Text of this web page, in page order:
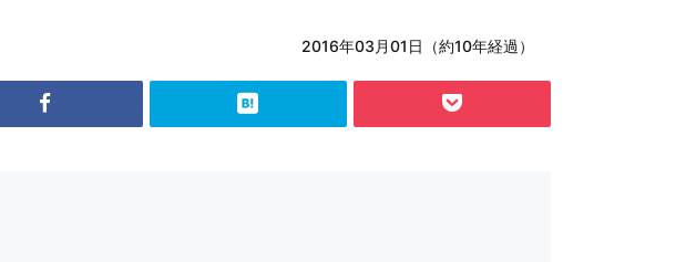
2016年03月01日（約10年経過）